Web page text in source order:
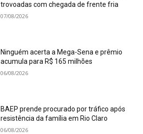
trovoadas com chegada de frente fria
07/08/2026
Ninguém acerta a Mega-Sena e prêmio
acumula para R$ 165 milhões
06/08/2026
BAEP prende procurado por tráfico após
resistência da família em Rio Claro
06/08/2026